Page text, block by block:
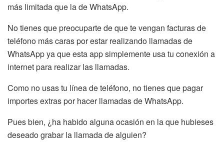
más limitada que la de WhatsApp.
No tienes que preocuparte de que te vengan facturas de
teléfono más caras por estar realizando llamadas de
WhatsApp ya que esta app simplemente usa tu conexión a
internet para realizar las llamadas.
Como no usas tu línea de teléfono, no tienes que pagar
importes extras por hacer llamadas de WhatsApp.
Pues bien, ¿ha habido alguna ocasión en la que hubieses
deseado grabar la llamada de alguien?